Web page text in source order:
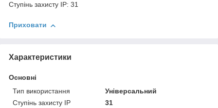
Ступінь захисту IP: 31
Приховати
Характеристики
Основні
Тип використання
Універсальний
Ступінь захисту IP
31